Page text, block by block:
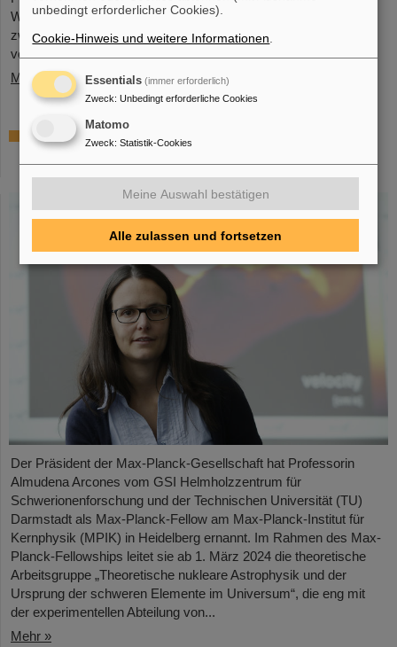
Weichenstellungen für die weitere nachhaltige Zusammenarbeit
zwischen GSI/FAIR und Indien im Rahmen des FAIR-Projekts
vorzunehmen.
Mehr »
GSI-Forscherin Almudena Arcones zu Max-
Planck-Fellow am Max-Planck-Institut für
Kernphysik in Heidelberg ernannt
Der Präsident der Max-Planck-Gesellschaft hat Professorin
Almudena Arcones vom GSI Helmholzzentrum für
Schwerionenforschung und der Technischen Universität (TU)
Darmstadt als Max-Planck-Fellow am Max-Planck-Institut für
Kernphysik (MPIK) in Heidelberg ernannt. Im Rahmen des Max-
Planck-Fellowships leitet sie ab 1. März 2024 die theoretische
Arbeitsgruppe „Theoretische nukleare Astrophysik und der
Ursprung der schweren Elemente im Universum“, die eng mit
der experimentellen Abteilung von...
Mehr »
unbedingt erforderlicher Cookies).
Cookie-Hinweis und weitere Informationen
Essentials (immer erforderlich)
Zweck: Unbedingt erforderliche Cookies
Matomo
Zweck: Statistik-Cookies
Meine Auswahl bestätigen
Alle zulassen und fortsetzen